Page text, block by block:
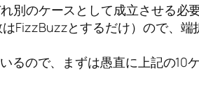
別のケースとして成立させる必
FizzBuzzとするだけ）ので、端
ので、まずは愚直に上記の10